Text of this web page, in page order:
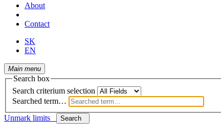
About
Contact
SK
EN
Main menu
Search box
Search criterium selection
Searched term…
Unmark limits
Search